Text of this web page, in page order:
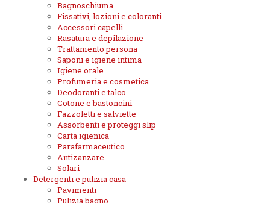
Bagnoschiuma
Fissativi, lozioni e coloranti
Accessori capelli
Rasatura e depilazione
Trattamento persona
Saponi e igiene intima
Igiene orale
Profumeria e cosmetica
Deodoranti e talco
Cotone e bastoncini
Fazzoletti e salviette
Assorbenti e proteggi slip
Carta igienica
Parafarmaceutico
Antizanzare
Solari
Detergenti e pulizia casa
Pavimenti
Pulizia bagno